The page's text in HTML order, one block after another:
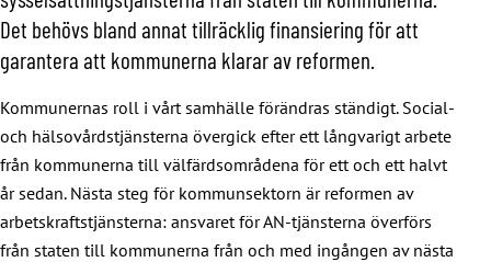
Det behövs bland annat tillräcklig finansiering för att
garantera att kommunerna klarar av reformen.
Kommunernas roll i vårt samhälle förändras ständigt. Social-
och hälsovårdstjänsterna övergick efter ett långvarigt arbete
från kommunerna till välfärdsområdena för ett och ett halvt
år sedan. Nästa steg för kommunsektorn är reformen av
arbetskraftstjänsterna: ansvaret för AN-tjänsterna överförs
från staten till kommunerna från och med ingången av nästa